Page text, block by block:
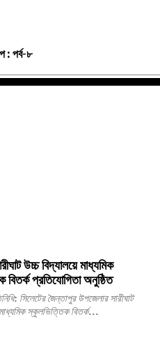
: পর্ব-৮
উচ্চ বিদ্যালয়ে মাধ্যমিক
প্রতিযোগিতা অনুষ্ঠিত
সারীঘাট
মাধ্যমিক স্কুলভিত্তিক বিতর্ক...